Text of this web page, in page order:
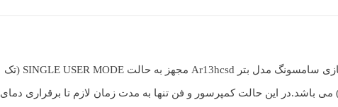
کولر گازی سامسونگ مدل بتر Ar13hcsd مجهز به حالت SINGLE USER MODE (تک
می باشد.در این حالت کمپرسور و فن تنها به مدت زمان لازم تا برقراری دمای